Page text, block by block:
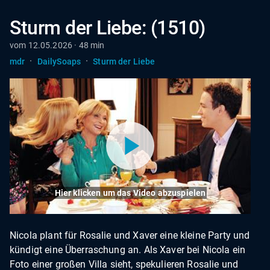
Sturm der Liebe: (1510)
vom 12.05.2026 · 48 min
mdr · DailySoaps · Sturm der Liebe
Hier klicken um das Video abzuspielen
Nicola plant für Rosalie und Xaver eine kleine Party und
kündigt eine Überraschung an. Als Xaver bei Nicola ein
Foto einer großen Villa sieht, spekulieren Rosalie und